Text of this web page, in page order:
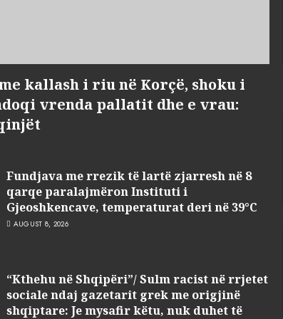
kallash i riu në Korçë, shoku i
vrenda pallatit dhe e vrau:
Fundjava me rrezik të lartë zjarresh në 8
qarqe paralajmëron Instituti i
Gjeoshkencave, temperaturat deri në 39°C
AUGUST 8, 2026
“Kthehu në Shqipëri”/ Sulm racist në rrjetet
sociale ndaj gazetarit grek me origjinë
shqiptare: Je mysafir këtu, nuk duhet të